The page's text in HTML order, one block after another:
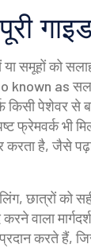
या समूहों को
known as
किसी पेशेवर से
फ्रेमवर्क भी
है, जैसे
,छात्रों को
वाला
करते हैं,